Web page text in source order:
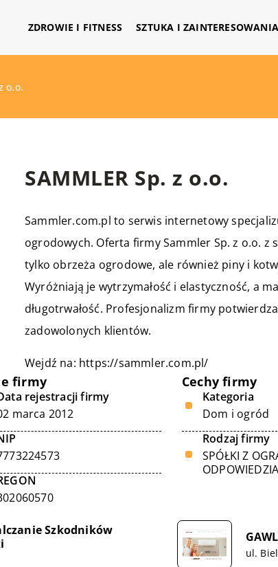
ZDROWIE I FITNESS SZTUKA I ZAINTERESOWANIA
o.o.
SAMMLER Sp. z o.o.
Sammler.com.pl to serwis internetowy
ogrodowych. Oferta firmy Sammler Sp. z o.o.
tylko obrzeża ogrodowe, ale również piny i
Wyróżniają je wytrzymałość i elastyczność, a
długotrwałość. Profesjonalizm firmy
zadowolonych klientów.
Wejdź na: https://sammler.com.pl/
firmy
rejestracji firmy
marca 2012
Cechy firmy
Kategoria
Dom i ogród
Rodzaj firmy
SPÓŁKI Z
Szkodników
ul.